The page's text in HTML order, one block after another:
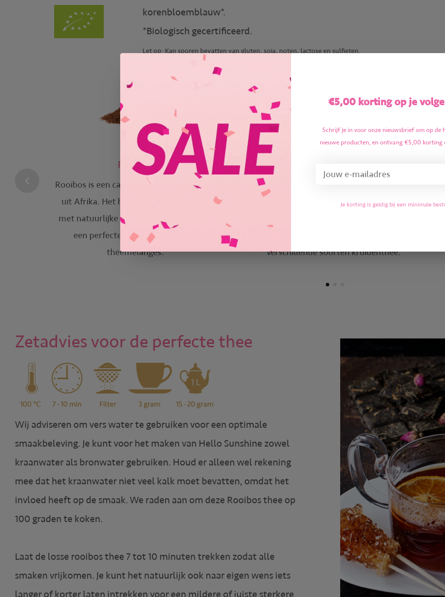
korenbloemblauw*.
*Biologisch gecertificeerd.
Let op: Kan sporen bevatten van gluten, soja, noten, lactose en sulfieten.
Rooibos
Rooibos is een cafeïnevrije thee afkomstig
uit Afrika. Het heeft een zachte smaak
met natuurlijke zoetheid. Daarom is het
een perfecte basis voor heerlijke
theemelanges.
De goudsbloem is een plant die behoort
tot de composietenfamilie. Het heeft een
verschillende soorten kruidenthee.
Zetadvies voor de perfecte thee
Wij adviseren om vers water te gebruiken voor een optimale
smaakbeleving. Je kunt voor het maken van Hello Sunshine zowel
kraanwater als bronwater gebruiken. Houd er alleen wel rekening
mee dat het kraanwater niet veel kalk moet bevatten, omdat het
invloed heeft op de smaak. We raden aan om deze Rooibos thee op
100 graden te koken.
Laat de losse rooibos thee 7 tot 10 minuten trekken zodat alle
smaken vrijkomen. Je kunt het natuurlijk ook naar eigen wens iets
langer of korter laten intrekken voor een mildere of juiste sterkere
€5,00 korting op je
Schrijf je in voor onze nieuwsbrief om op de
nieuwe producten, en ontvang €5,00 korting
Je korting is geldig bij een minimale